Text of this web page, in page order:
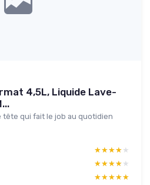
4,5L, Liquide Lave-
tête qui fait le job au quotidien
★★★★★
★★★★★
★★★★★
★★★★★
★★★★★
★★★★★